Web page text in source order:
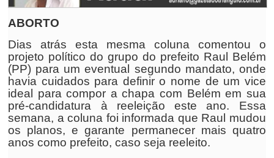
ABORTO
Dias atrás esta mesma coluna comentou o
projeto político do grupo do prefeito Raul Belém
(PP) para um eventual segundo mandato, onde
havia cuidados para definir o nome de um vice
ideal para compor a chapa com Belém em sua
pré-candidatura à reeleição este ano. Essa
semana, a coluna foi informada que Raul mudou
os planos, e garante permanecer mais quatro
anos como prefeito, caso seja reeleito.